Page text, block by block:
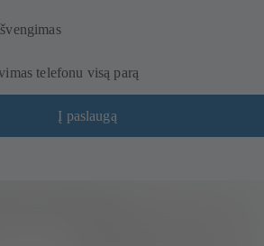
telefonu visą parą
Į paslaugą